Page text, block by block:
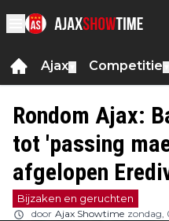
Ajax Competitie
Rondom Ajax:
tot 'passing
afgelopen
Bijzaken en geruchten
door Ajax Showtime zondag,